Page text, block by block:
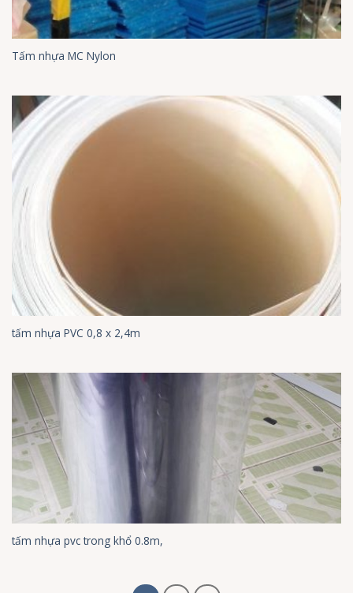
Tấm nhựa MC Nylon
tấm nhựa PVC 0,8 x 2,4m
tấm nhựa pvc trong khổ 0.8m,